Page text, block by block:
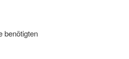
benötigten